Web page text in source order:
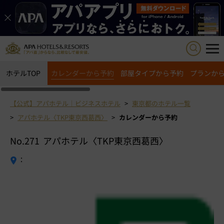
ホテルTOP カレンダーから予約 部屋タイプから予約 プランか
【公式】アパホテル｜ビジネスホテル
東京都のホテル一覧
アパホテル〈TKP東京西葛西〉
カレンダーから予約
No.271 アパホテル〈TKP東京西葛西〉
：